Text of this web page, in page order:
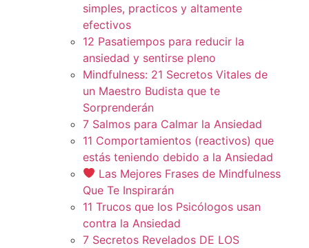
simples, practicos y altamente
efectivos
12 Pasatiempos para reducir la
ansiedad y sentirse pleno
Mindfulness: 21 Secretos Vitales de
un Maestro Budista que te
Sorprenderán
7 Salmos para Calmar la Ansiedad
11 Comportamientos (reactivos) que
estás teniendo debido a la Ansiedad
Las Mejores Frases de Mindfulness
Que Te Inspirarán
11 Trucos que los Psicólogos usan
contra la Ansiedad
7 Secretos Revelados DE LOS